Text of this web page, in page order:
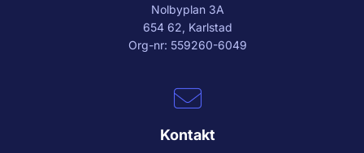
Nolbyplan 3A
654 62, Karlstad
Org-nr: 559260-6049
Kontakt